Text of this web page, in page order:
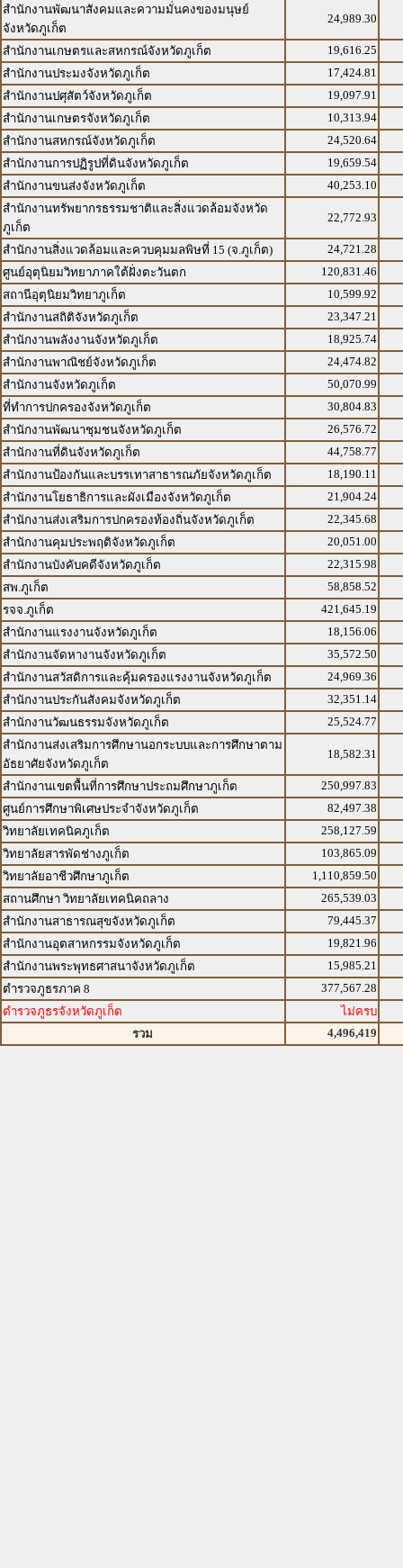
สำนักงานพัฒนาสังคมและความมั่นคงของมนุษย์
จังหวัดภูเก็ต
24,989.30
สำนักงานเกษตรและสหกรณ์จังหวัดภูเก็ต
19,616.25
สำนักงานประมงจังหวัดภูเก็ต
17,424.81
สำนักงานปศุสัตว์จังหวัดภูเก็ต
19,097.91
สำนักงานเกษตรจังหวัดภูเก็ต
10,313.94
สำนักงานสหกรณ์จังหวัดภูเก็ต
24,520.64
สำนักงานการปฏิรูปที่ดินจังหวัดภูเก็ต
19,659.54
สำนักงานขนส่งจังหวัดภูเก็ต
40,253.10
สำนักงานทรัพยากรธรรมชาติและสิ่งแวดล้อมจังหวัด
ภูเก็ต
22,772.93
สำนักงานสิ่งแวดล้อมและควบคุมมลพิษที่ 15 (จ.ภูเก็ต)
24,721.28
ศูนย์อุตุนิยมวิทยาภาคใต้ฝั่งตะวันตก
120,831.46
สถานีอุตุนิยมวิทยาภูเก็ต
10,599.92
สำนักงานสถิติจังหวัดภูเก็ต
23,347.21
สำนักงานพลังงานจังหวัดภูเก็ต
18,925.74
สำนักงานพาณิชย์จังหวัดภูเก็ต
24,474.82
สำนักงานจังหวัดภูเก็ต
50,070.99
ที่ทำการปกครองจังหวัดภูเก็ต
30,804.83
สำนักงานพัฒนาชุมชนจังหวัดภูเก็ต
26,576.72
สำนักงานที่ดินจังหวัดภูเก็ต
44,758.77
สำนักงานป้องกันและบรรเทาสาธารณภัยจังหวัดภูเก็ต
18,190.11
สำนักงานโยธาธิการและผังเมืองจังหวัดภูเก็ต
21,904.24
สำนักงานส่งเสริมการปกครองท้องถิ่นจังหวัดภูเก็ต
22,345.68
สำนักงานคุมประพฤติจังหวัดภูเก็ต
20,051.00
สำนักงานบังคับคดีจังหวัดภูเก็ต
22,315.98
สพ.ภูเก็ต
58,858.52
รจจ.ภูเก็ต
421,645.19
สำนักงานแรงงานจังหวัดภูเก็ต
18,156.06
สำนักงานจัดหางานจังหวัดภูเก็ต
35,572.50
สำนักงานสวัสดิการและคุ้มครองแรงงานจังหวัดภูเก็ต
24,969.36
สำนักงานประกันสังคมจังหวัดภูเก็ต
32,351.14
สำนักงานวัฒนธรรมจังหวัดภูเก็ต
25,524.77
สำนักงานส่งเสริมการศึกษานอกระบบและการศึกษาตาม
อัธยาศัยจังหวัดภูเก็ต
18,582.31
สำนักงานเขตพื้นที่การศึกษาประถมศึกษาภูเก็ต
250,997.83
ศูนย์การศึกษาพิเศษประจำจังหวัดภูเก็ต
82,497.38
วิทยาลัยเทคนิคภูเก็ต
258,127.59
วิทยาลัยสารพัดช่างภูเก็ต
103,865.09
วิทยาลัยอาชีวศึกษาภูเก็ต
1,110,859.50
สถานศึกษา วิทยาลัยเทคนิคถลาง
265,539.03
สำนักงานสาธารณสุขจังหวัดภูเก็ต
79,445.37
สำนักงานอุตสาหกรรมจังหวัดภูเก็ต
19,821.96
สำนักงานพระพุทธศาสนาจังหวัดภูเก็ต
15,985.21
ตำรวจภูธรภาค 8
377,567.28
ตำรวจภูธรจังหวัดภูเก็ต
ไม่ครบ
รวม
4,496,419